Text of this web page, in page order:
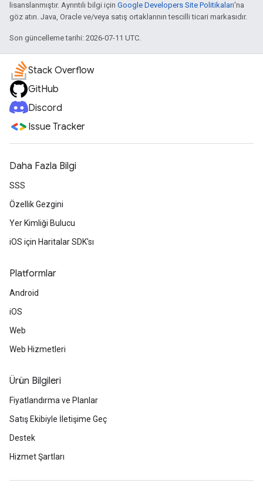
lisanslanmıştır. Ayrıntılı bilgi için Google Developers Site Politikaları'na
göz atın. Java, Oracle ve/veya satış ortaklarının tescilli ticari markasıdır.
Son güncelleme tarihi: 2026-07-11 UTC.
Stack Overflow
GitHub
Discord
Issue Tracker
Daha Fazla Bilgi
SSS
Özellik Gezgini
Yer Kimliği Bulucu
iOS için Haritalar SDK'sı
Platformlar
Android
iOS
Web
Web Hizmetleri
Ürün Bilgileri
Fiyatlandırma ve Planlar
Satış Ekibiyle İletişime Geç
Destek
Hizmet Şartları